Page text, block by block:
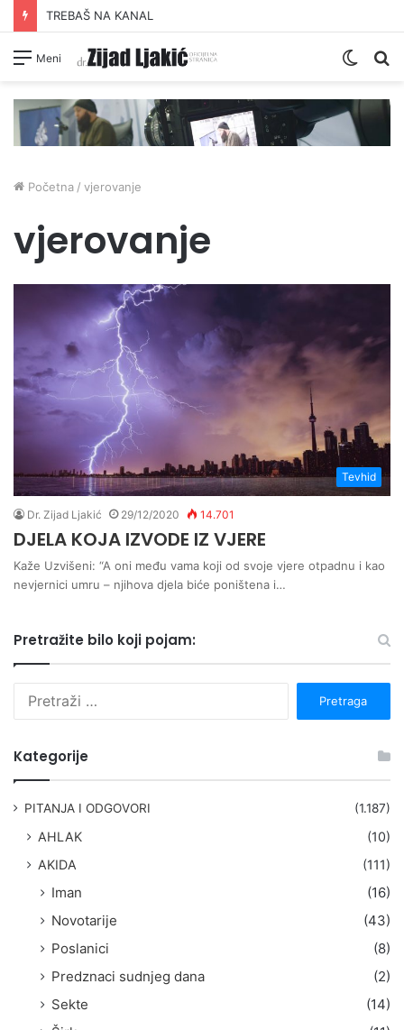
TREBAŠ NA KANAL
Meni
Switch
Početna / vjerovanje
vjerovanje
Tevhid
Dr. Zijad Ljakić 29/12/2020 14.701
DJELA KOJA IZVODE IZ VJERE
Kaže Uzvišeni: “A oni među vama koji od svoje vjere otpadnu i kao
nevjernici umru – njihova djela biće poništena i…
Pretražite bilo koji pojam:
Kategorije
PITANJA I ODGOVORI (1.187)
AHLAK
(10)
AKIDA
(111)
Iman
(16)
Novotarije
(43)
Poslanici
(8)
Predznaci sudnjeg dana
(2)
Sekte
(14)